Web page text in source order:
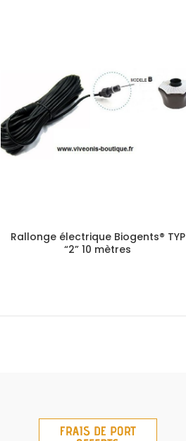
Rallonge électrique Biogents® TYP
“2” 10 mètres